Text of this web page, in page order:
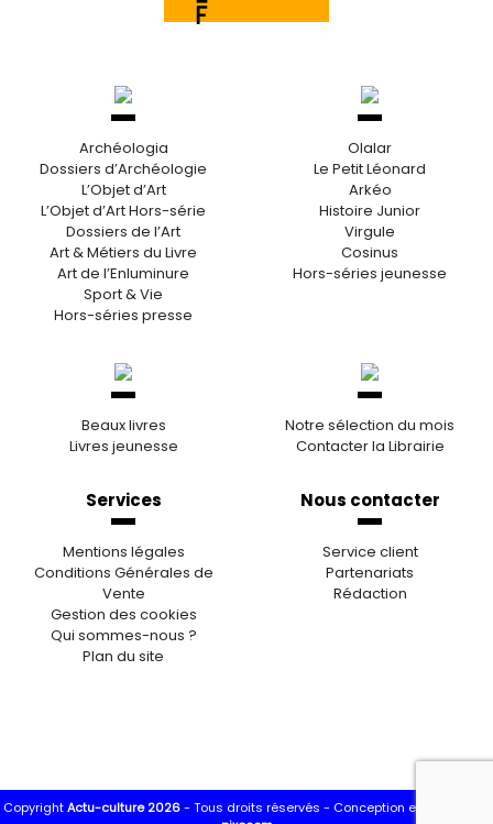
Archéologia
Dossiers d’Archéologie
L’Objet d’Art
L’Objet d’Art Hors-série
Dossiers de l’Art
Art & Métiers du Livre
Art de l’Enluminure
Sport & Vie
Hors-séries presse
Olalar
Le Petit Léonard
Arkéo
Histoire Junior
Virgule
Cosinus
Hors-séries jeunesse
Beaux livres
Livres jeunesse
Notre sélection du mois
Contacter la Librairie
Services
Mentions légales
Conditions Générales de
Vente
Gestion des cookies
Qui sommes-nous ?
Plan du site
Nous contacter
Service client
Partenariats
Rédaction
CopyrightActu-culture 2026- Tous droits réservés - Conception et réalisation